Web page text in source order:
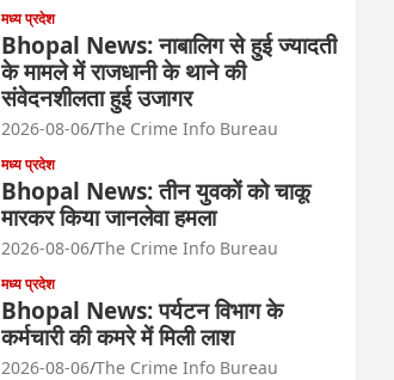
मध्य प्रदेश
Bhopal News: नाबालिग से हुई ज्यादती
के मामले में राजधानी के थाने की
संवेदनशीलता हुई उजागर
2026-08-06 The Crime Info Bureau
मध्य प्रदेश
Bhopal News: तीन युवकों को चाकू
मारकर किया जानलेवा हमला
2026-08-06 The Crime Info Bureau
मध्य प्रदेश
Bhopal News: पर्यटन विभाग के
कर्मचारी की कमरे में मिली लाश
2026-08-06 The Crime Info Bureau